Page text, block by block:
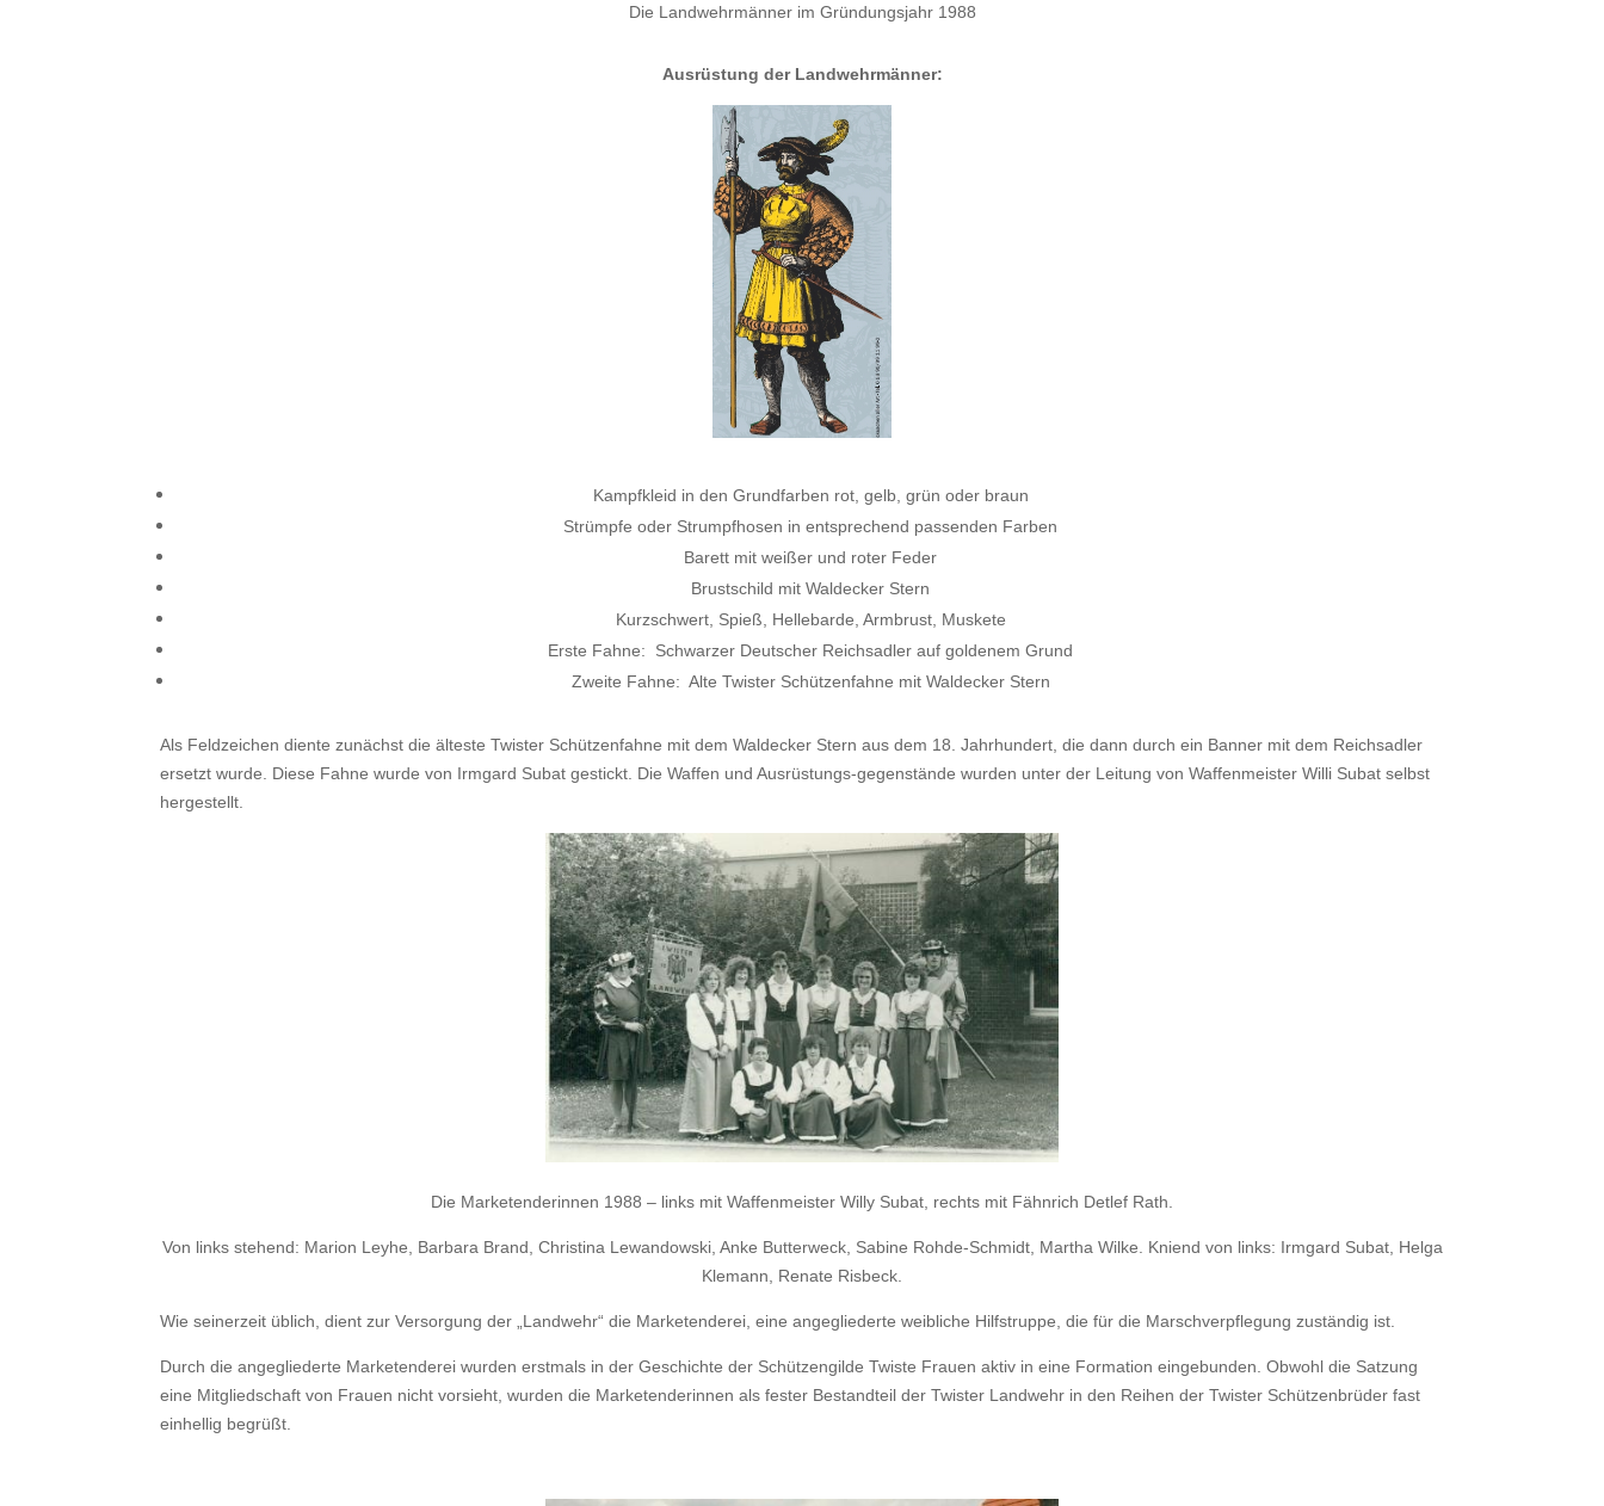
Die Landwehrmänner im Gründungsjahr 1988
Ausrüstung der Landwehrmänner:
Kampfkleid in den Grundfarben rot, gelb, grün oder braun
Strümpfe oder Strumpfhosen in entsprechend passenden Farben
Barett mit weißer und roter Feder
Brustschild mit Waldecker Stern
Kurzschwert, Spieß, Hellebarde, Armbrust, Muskete
Erste Fahne: Schwarzer Deutscher Reichsadler auf goldenem Grund
Zweite Fahne: Alte Twister Schützenfahne mit Waldecker Stern
Als Feldzeichen diente zunächst die älteste Twister Schützenfahne mit dem Waldecker Stern aus dem 18. Jahrhundert, die dann durch ein Banner mit dem Reichsadler
ersetzt wurde. Diese Fahne wurde von Irmgard Subat gestickt. Die Waffen und Ausrüstungs-gegenstände wurden unter der Leitung von Waffenmeister Willi Subat selbst
hergestellt.
Die Marketenderinnen 1988 – links mit Waffenmeister Willy Subat, rechts mit Fähnrich Detlef Rath.
Von links stehend: Marion Leyhe, Barbara Brand, Christina Lewandowski, Anke Butterweck, Sabine Rohde-Schmidt, Martha Wilke. Kniend von links: Irmgard Subat, Helga
Klemann, Renate Risbeck.
Wie seinerzeit üblich, dient zur Versorgung der „Landwehr“ die Marketenderei, eine angegliederte weibliche Hilfstruppe, die für die Marschverpflegung zuständig ist.
Durch die angegliederte Marketenderei wurden erstmals in der Geschichte der Schützengilde Twiste Frauen aktiv in eine Formation eingebunden. Obwohl die Satzung
eine Mitgliedschaft von Frauen nicht vorsieht, wurden die Marketenderinnen als fester Bestandteil der Twister Landwehr in den Reihen der Twister Schützenbrüder fast
einhellig begrüßt.